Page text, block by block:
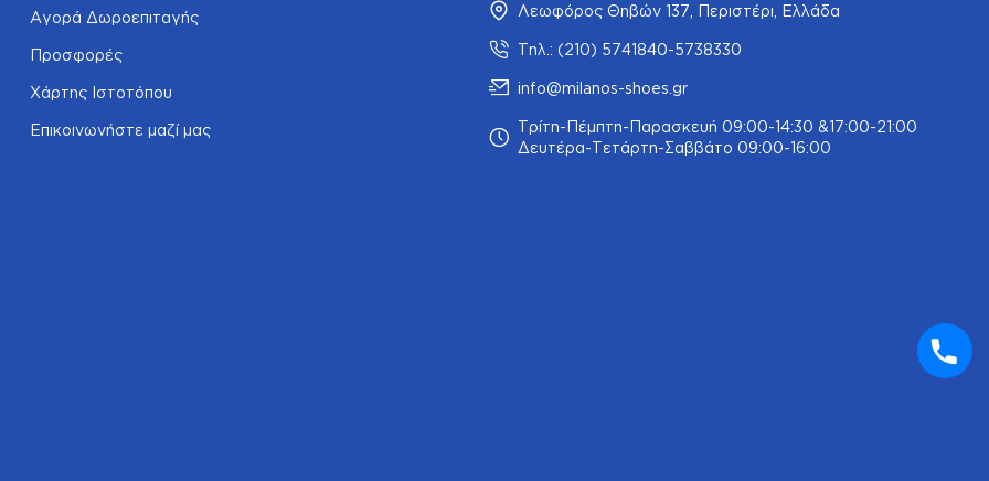
Αγορά Δωροεπιταγής
Προσφορές
Χάρτης Ιστοτόπου
Επικοινωνήστε μαζί μας
Λεωφόρος Θηβών 137, Περιστέρι, Ελλάδα
Τηλ.: (210) 5741840-5738330
info@milanos-shoes.gr
Τρίτη-Πέμπτη-Παρασκευή 09:00-14:30 &17:00-21:00
Δευτέρα-Τετάρτη-Σαββάτο 09:00-16:00